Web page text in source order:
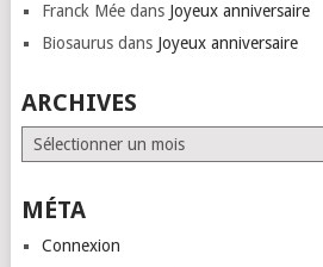
Franck Méedans Joyeux anniversaire
Biosaurusdans Joyeux anniversaire
ARCHIVES
Archives
MÉTA
Connexion